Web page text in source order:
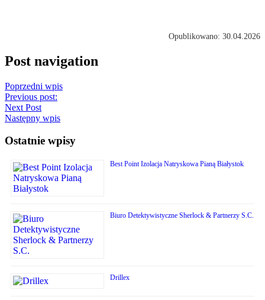
Opublikowano: 30.04.2026
Post navigation
Poprzedni wpis
Previous post:
Next Post
Następny wpis
Ostatnie wpisy
Best Point Izolacja Natryskowa Pianą Białystok
Biuro Detektywistyczne Sherlock & Partnerzy S.C.
Drillex